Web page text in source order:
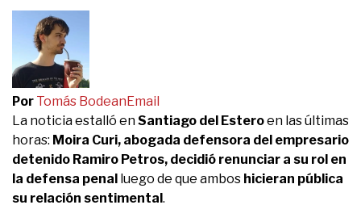
Por Tomás BodeanEmail
La noticia estalló enSantiago del Esteroen las últimas
horas: Moira Curi, abogada defensora del empresario
detenido Ramiro Petros, decidió renunciar a su rol en
la defensa penal luego de que ambos hicieran pública
su relación sentimental.